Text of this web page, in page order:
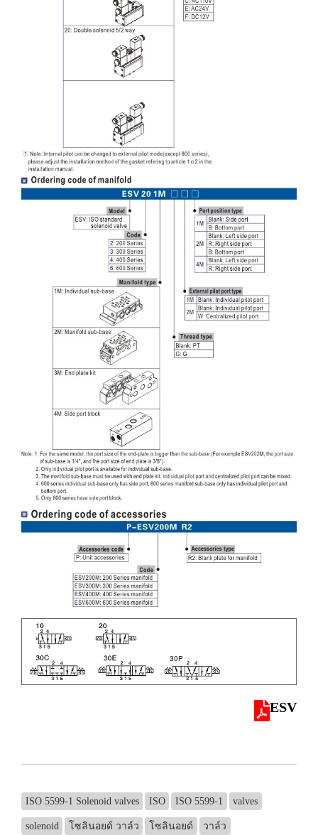
ESV
ISO 5599-1 Solenoid valves ISO ISO 5599-1 valves
solenoid โซลินอยด์ วาล์ว โซลินอยด์ วาล์ว